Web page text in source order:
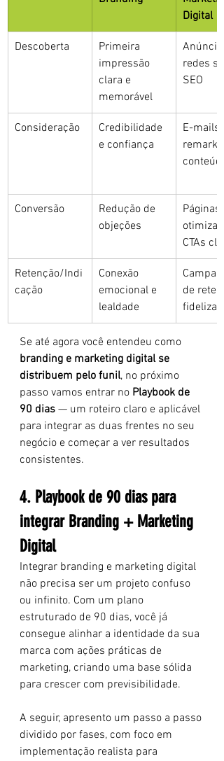
Digital
Descoberta
Primeira
impressão
clara e
memorável
redes
SEO
Consideração
Credibilidade
e confiança
E-mails,
conteúdo
Conversão
Redução de
objeções
Páginas
CTAs
Retenção/Indi
cação
Conexão
emocional e
lealdade
de
Se até agora você entendeu como
branding e marketing digital se
distribuem pelo funil, no próximo
passo vamos entrar no Playbook de
90 dias — um roteiro claro e aplicável
para integrar as duas frentes no seu
negócio e começar a ver resultados
consistentes.
4. Playbook de 90 dias para
integrar Branding + Marketing
Digital
Integrar branding e marketing digital
não precisa ser um projeto confuso
ou infinito. Com um plano
estruturado de 90 dias, você já
consegue alinhar a identidade da sua
marca com ações práticas de
marketing, criando uma base sólida
para crescer com previsibilidade.
A seguir, apresento um passo a passo
dividido por fases, com foco em
implementação realista para